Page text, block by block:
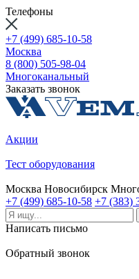
Телефоны
+7 (499) 685-10-58
Москва
8 (800) 505-98-04
Многоканальный
Заказать звонок
Акции
Тест оборудования
Москва Новосибирск
+7 (499) 685-10-58 +7 (383)
Написать письмо
Обратный звонок